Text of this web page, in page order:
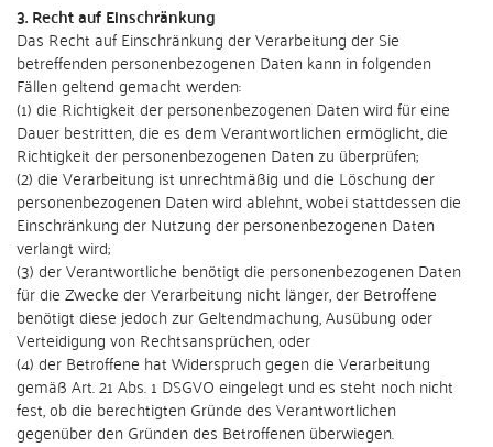
3. Recht auf Einschränkung
Das Recht auf Einschränkung der Verarbeitung der Sie
betreffenden personenbezogenen Daten kann in folgenden
Fällen geltend gemacht werden:
(1) die Richtigkeit der personenbezogenen Daten wird für eine
Dauer bestritten, die es dem Verantwortlichen ermöglicht, die
Richtigkeit der personenbezogenen Daten zu überprüfen;
(2) die Verarbeitung ist unrechtmäßig und die Löschung der
personenbezogenen Daten wird ablehnt, wobei stattdessen die
Einschränkung der Nutzung der personenbezogenen Daten
verlangt wird;
(3) der Verantwortliche benötigt die personenbezogenen Daten
für die Zwecke der Verarbeitung nicht länger, der Betroffene
benötigt diese jedoch zur Geltendmachung, Ausübung oder
Verteidigung von Rechtsansprüchen, oder
(4) der Betroffene hat Widerspruch gegen die Verarbeitung
gemäß Art. 21 Abs. 1 DSGVO eingelegt und es steht noch nicht
fest, ob die berechtigten Gründe des Verantwortlichen
gegenüber den Gründen des Betroffenen überwiegen.